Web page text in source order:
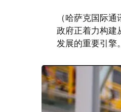
（哈萨克国际
政府正着力构建
发展的重要引擎。